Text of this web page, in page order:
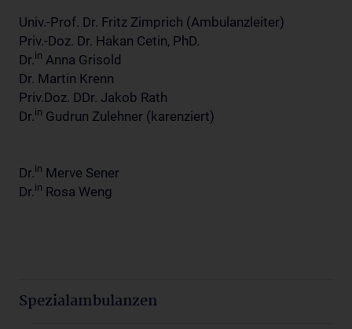
Univ.-Prof. Dr. Fritz Zimprich (Ambulanzleiter)
Priv.-Doz. Dr. Hakan Cetin, PhD.
Dr.in Anna Grisold
Dr. Martin Krenn
Priv.Doz. DDr. Jakob Rath
Dr.in Gudrun Zulehner (karenziert)
Dr.in Merve Sener
Dr.in Rosa Weng
Spezialambulanzen